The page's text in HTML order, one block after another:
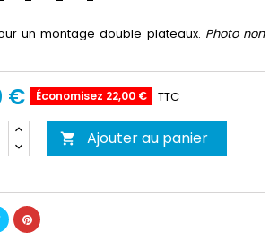
un montage double plateaux. Photo non
€ Économisez 22,00 € TTC
 Ajouter au panier